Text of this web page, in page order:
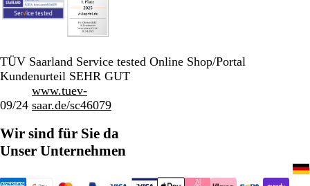
TÜV Saarland Service tested Online Shop/Portal
Kundenurteil SEHR GUT
09/24
www.tuev-
saar.de/sc46079
Wir sind für Sie da
Unser Unternehmen